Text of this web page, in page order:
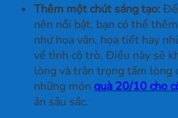
Thêm một chút sáng tạo:
nên nổi bật, bạn có thể
như hoa văn, họa tiết hay
về tình cô trò. Điều này sẽ
lòng và trân trọng tấm lòng
những món quà 20/10 cho
ân sâu sắc.